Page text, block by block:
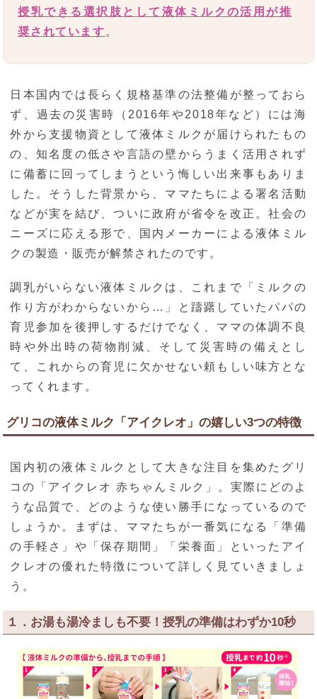
授乳できる選択肢として液体ミルクの活用が推
奨されています 。
日本国内では長らく規格基準の法整備が整っておら
ず、過去の災害時（2016年や2018年など）には海
外から支援物資として液体ミルクが届けられたもの
の、知名度の低さや言語の壁からうまく活用されず
に備蓄に回ってしまうという悔しい出来事もありま
した。そうした背景から、ママたちによる署名活動
などが実を結び、ついに政府が省令を改正。社会の
ニーズに応える形で、国内メーカーによる液体ミル
クの製造・販売が解禁されたのです。
調乳がいらない液体ミルクは、これまで「ミルクの
作り方がわからないから…」と躊躇していたパパの
育児参加を後押しするだけでなく、ママの体調不良
時や外出時の荷物削減、そして災害時の備えとし
て、これからの育児に欠かせない頼もしい味方とな
ってくれます。
グリコの液体ミルク「アイクレオ」の嬉しい3つの特徴
国内初の液体ミルクとして大きな注目を集めたグリ
コの「アイクレオ 赤ちゃんミルク」。実際にどのよ
うな品質で、どのような使い勝手になっているので
しょうか。まずは、ママたちが一番気になる「準備
の手軽さ」や「保存期間」「栄養面」といったアイ
クレオの優れた特徴について詳しく見ていきましょ
う。
１．お湯も湯冷ましも不要！授乳の準備はわずか10秒